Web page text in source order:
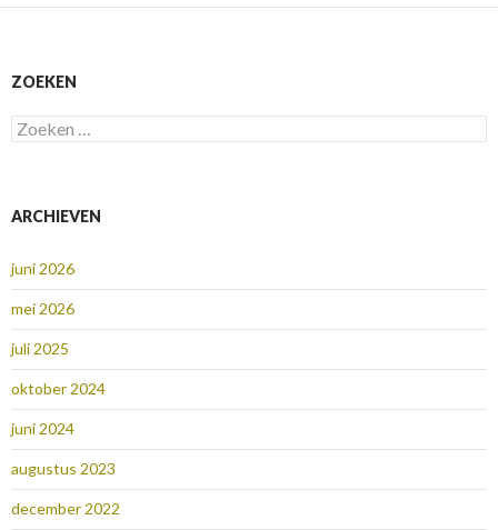
ZOEKEN
Zoeken
naar:
ARCHIEVEN
juni 2026
mei 2026
juli 2025
oktober 2024
juni 2024
augustus 2023
december 2022